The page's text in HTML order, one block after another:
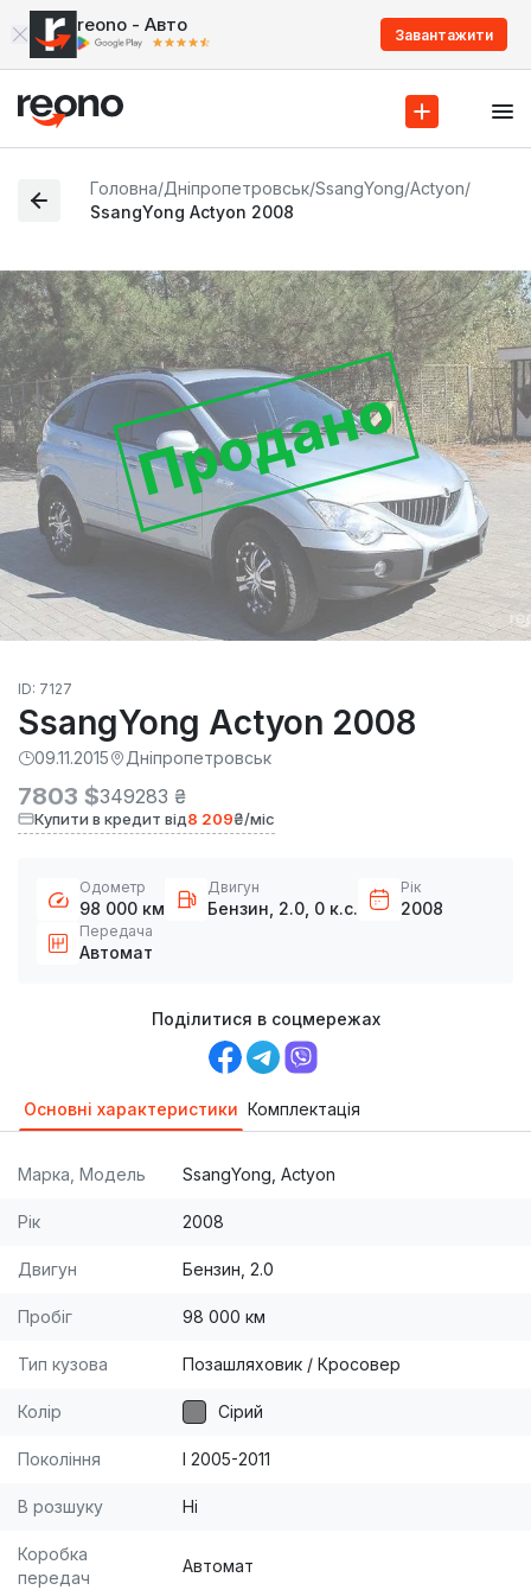
reono - Авто Завантажити
Головна/Дніпропетровськ/SsangYong/Actyon/
SsangYong Actyon 2008
Продано
ID: 7127
SsangYong Actyon 2008
09.11.2015 Дніпропетровськ
7803 $349283 ₴
Купити в кредит від8 209₴/міс
Одометр
98 000 км
Двигун
Бензин, 2.0, 0 к.с.
Рік
2008
Передача
Автомат
Поділитися в соцмережах
Основні характеристики Комплектація
Марка, Модель SsangYong, Actyon
Рік 2008
Двигун Бензин, 2.0
Пробіг 98 000 км
Тип кузова Позашляховик / Кросовер
Колір Сірий
Покоління I 2005-2011
В розшуку Ні
Коробка
передач
Автомат